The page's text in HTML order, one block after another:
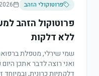
פרוטוקולי הזהב
פרוטוקול הזהב
ללא דלקות
ואני רוצה לדבר אתכן
דלקתיות כרונית,